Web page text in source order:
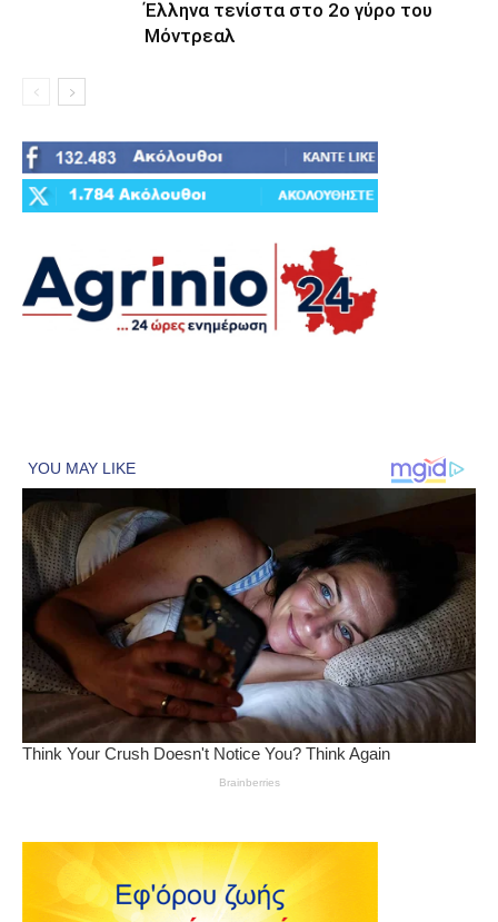
Έλληνα τενίστα στο 2ο γύρο του
Μόντρεαλ